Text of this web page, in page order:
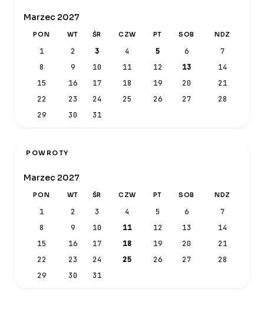
Marzec 2027
PON WT ŚR CZW PT SOB NDZ
1 2 3 4 5 6
7
8
9 10 11 12 13
14
15
16 17 18 19 20
21
22
23 24 25 26 27
28
29
30 31
POWROTY
Marzec 2027
PON WT ŚR CZW PT SOB NDZ
1 2 3 4 5 6
7
8
9 10 11 12 13
14
15
16 17 18 19 20
21
22
23 24 25 26 27
28
29
30 31